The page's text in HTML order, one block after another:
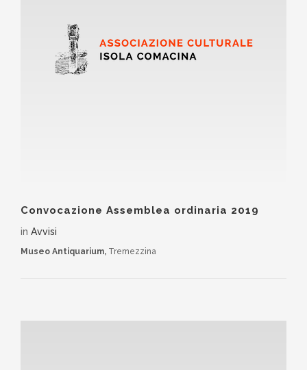
Convocazione Assemblea ordinaria 2019
in Avvisi
Museo Antiquarium, Tremezzina